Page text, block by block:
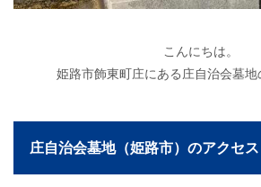
こんにちは。
姫路市飾東町庄にある庄自治会墓地
庄自治会墓地（姫路市）のアクセス